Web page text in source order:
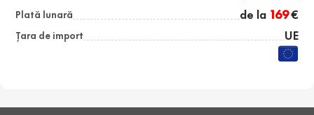
Plată lunară de la 169€
Țara de import UE